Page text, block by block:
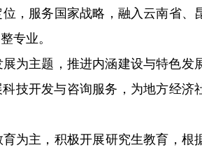
，服务国家战略，融入云南省
业。
主题，推进内涵建设与特色发展
科技开发与咨询服务，为地方
为主，积极开展研究生教育，